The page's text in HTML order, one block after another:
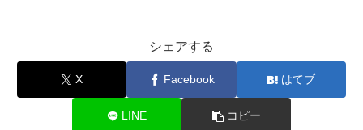
シェアする
X Facebook はてブ
LINE コピー